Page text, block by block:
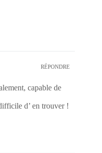
RÉPONDRE
capable de
d’ en trouver !